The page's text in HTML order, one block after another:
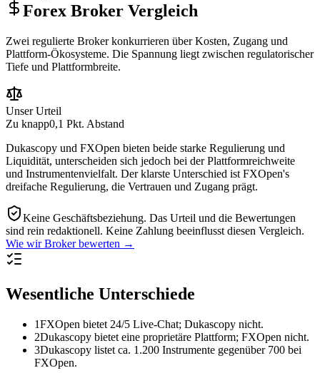
Forex Broker Vergleich
Zwei regulierte Broker konkurrieren über Kosten, Zugang und
Plattform-Ökosysteme. Die Spannung liegt zwischen regulatorischer
Tiefe und Plattformbreite.
Unser Urteil
Zu knapp0,1 Pkt. Abstand
Dukascopy und FXOpen bieten beide starke Regulierung und
Liquidität, unterscheiden sich jedoch bei der Plattformreichweite
und Instrumentenvielfalt. Der klarste Unterschied ist FXOpen's
dreifache Regulierung, die Vertrauen und Zugang prägt.
Keine Geschäftsbeziehung. Das Urteil und die Bewertungen
sind rein redaktionell. Keine Zahlung beeinflusst diesen Vergleich.
Wie wir Broker bewerten →
Wesentliche Unterschiede
1FXOpen bietet 24/5 Live-Chat; Dukascopy nicht.
2Dukascopy bietet eine proprietäre Plattform; FXOpen nicht.
3Dukascopy listet ca. 1.200 Instrumente gegenüber 700 bei
FXOpen.